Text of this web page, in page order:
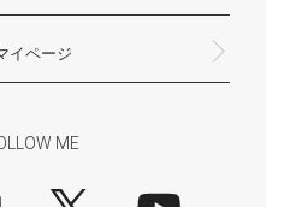
八条3-9-35
9671
受付は行っておりません
からお願いいたします
15：00（金曜日は14：00ま
祭日
をいただきます。
業日となりますので、ご了承
イページ
ME